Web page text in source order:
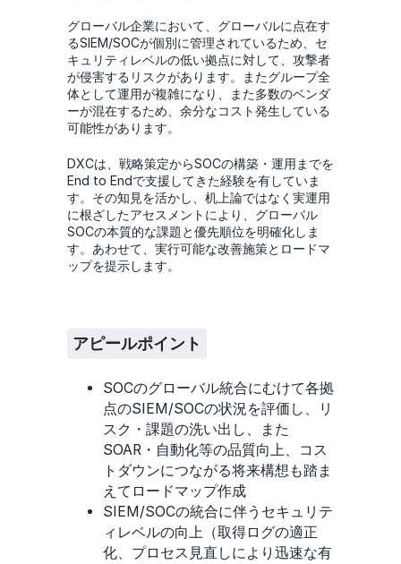
グローバル企業において、グローバルに点在す
るSIEM/SOCが個別に管理されているため、セ
キュリティレベルの低い拠点に対して、攻撃者
が侵害するリスクがあります。またグループ全
体として運用が複雑になり、また多数のベンダ
ーが混在するため、余分なコスト発生している
可能性があります。
DXCは、戦略策定からSOCの構築・運用までを
End to Endで支援してきた経験を有していま
す。その知見を活かし、机上論ではなく実運用
に根ざしたアセスメントにより、グローバル
SOCの本質的な課題と優先順位を明確化しま
す。あわせて、実行可能な改善施策とロードマ
ップを提示します。
アピールポイント
SOCのグローバル統合にむけて各拠
点のSIEM/SOCの状況を評価し、リ
スク・課題の洗い出し、また
SOAR・自動化等の品質向上、コス
トダウンにつながる将来構想も踏ま
えてロードマップ作成
SIEM/SOCの統合に伴うセキュリテ
ィレベルの向上（取得ログの適正
化、プロセス見直しにより迅速な有